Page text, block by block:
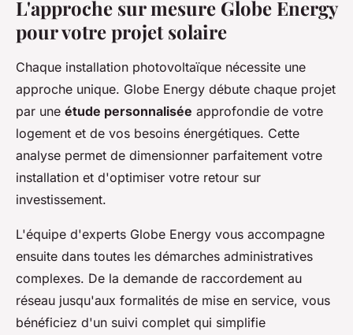
L'approche sur mesure Globe Energy
pour votre projet solaire
Chaque installation photovoltaïque nécessite une
approche unique. Globe Energy débute chaque projet
par une étude personnalisée approfondie de votre
logement et de vos besoins énergétiques. Cette
analyse permet de dimensionner parfaitement votre
installation et d'optimiser votre retour sur
investissement.
L'équipe d'experts Globe Energy vous accompagne
ensuite dans toutes les démarches administratives
complexes. De la demande de raccordement au
réseau jusqu'aux formalités de mise en service, vous
bénéficiez d'un suivi complet qui simplifie